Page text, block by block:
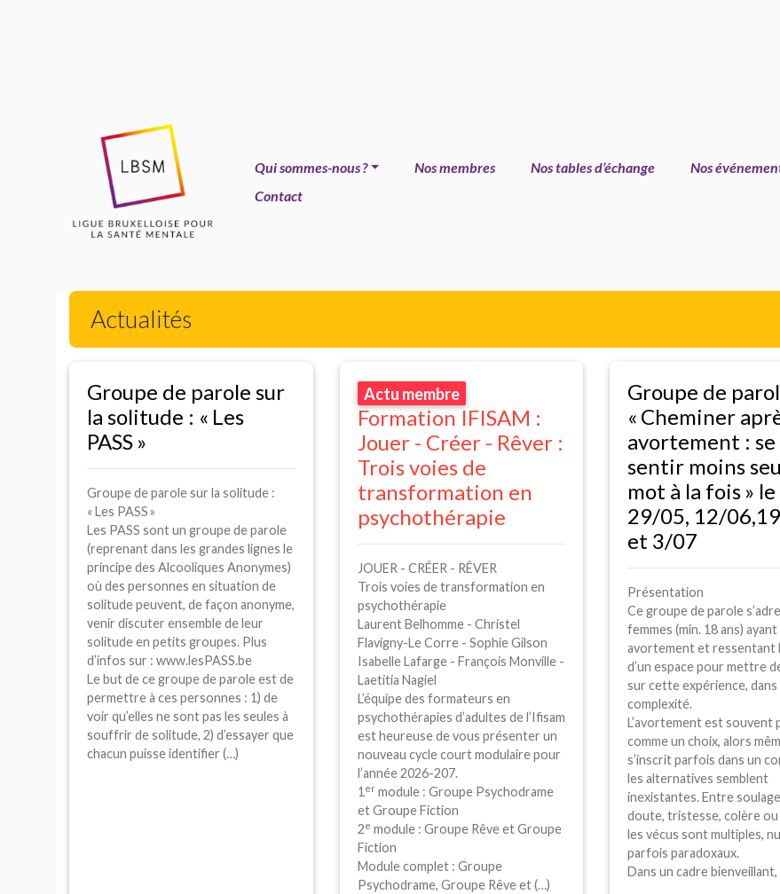
Qui sommes-nous? Nos membres Nos tables d’échange Nos
Contact
Actualités
Groupe de parole sur
la solitude : « Les
PASS »
Groupe de parole sur la solitude :
«Les PASS»
Les PASS sont un groupe de parole
(reprenant dans les grandes lignes le
principe des Alcooliques Anonymes)
où des personnes en situation de
solitude peuvent, de façon anonyme,
venir discuter ensemble de leur
solitude en petits groupes. Plus
d’infos sur : www.lesPASS.be
Le but de ce groupe de parole est de
permettre à ces personnes : 1) de
voir qu’elles ne sont pas les seules à
souffrir de solitude, 2) d’essayer que
chacun puisse identifier (…)
Actu membre
Formation IFISAM :
Jouer - Créer - Rêver :
Trois voies de
transformation en
psychothérapie
JOUER - CRÉER - RÊVER
Trois voies de transformation en
psychothérapie
Laurent Belhomme - Christel
Flavigny-Le Corre - Sophie Gilson
Isabelle Lafarge - François Monville -
Laetitia Nagiel
L’équipe des formateurs en
psychothérapies d’adultes de l’Ifisam
est heureuse de vous présenter un
nouveau cycle court modulaire pour
l’année 2026-207.
1 ermodule : Groupe Psychodrame
et Groupe Fiction
2e module : Groupe Rêve et Groupe
Fiction
Module complet : Groupe
Psychodrame, Groupe Rêve et (…)
Groupe de
« Cheminer
avortement : se
sentir moins
mot à la fois »
29/05, 12/
et 3/07
Présentation
Ce groupe de parole
femmes (min. 18 ans)
avortement et ressentant
d’un espace pour mettre
sur cette expérience,
complexité.
L’avortement est souvent
comme un choix, alors
s’inscrit parfois dans un
les alternatives semblent
inexistantes. Entre
doute, tristesse, colère ou
les vécus sont multiples,
parfois paradoxaux.
Dans un cadre bienveillant,